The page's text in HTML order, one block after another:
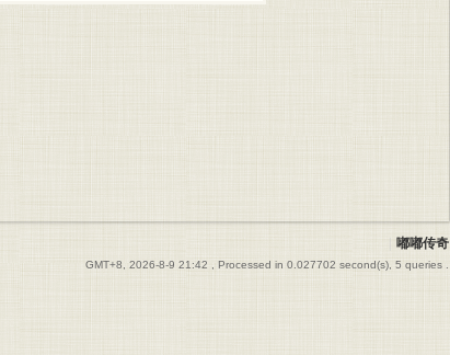
嘟嘟传奇
GMT+8, 2026-8-9 21:42 , Processed in 0.027702 second(s), 5 queries .